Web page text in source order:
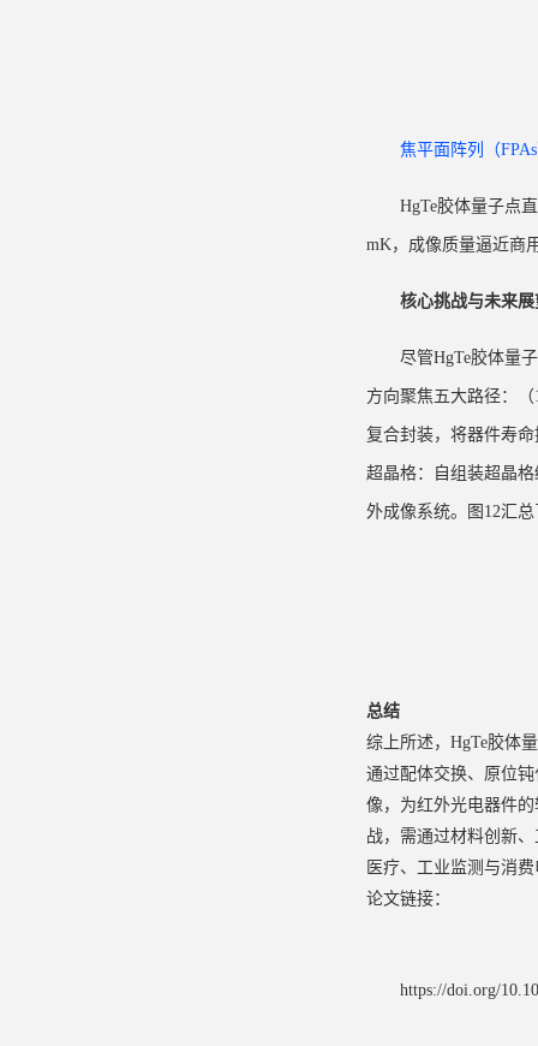
焦平面阵列 （
HgTe胶体量子点
mK，成像质量逼近商
核心挑战与未来展
尽管HgTe胶体量
方向聚焦五大路径：
复合封装，将器件寿
超晶格：自组装超晶
外成像系统。图12汇
总结
综上所述， HgTe胶体
通过配体交换、原位
像，为红外光电器件
战，需通过材料创新
医疗、工业监测与消
论文链接：
https://doi.org/